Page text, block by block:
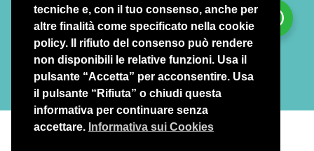
Rappresentante Legale: Bettineschi Ivano
tecniche e, con il tuo consenso, anche per
altre finalità come specificato nella cookie
policy. Il rifiuto del consenso può rendere
non disponibili le relative funzioni. Usa il
pulsante “Accetta” per acconsentire. Usa
il pulsante “Rifiuta” o chiudi questa
informativa per continuare senza
accettare. Informativa sui Cookies